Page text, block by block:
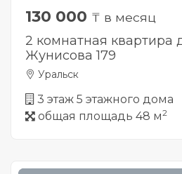
130 000 ₸ в месяц
2 комнатная квартира
Жунисова 179
Уральск
3 этаж 5 этажного дома
общая площадь 48 м2